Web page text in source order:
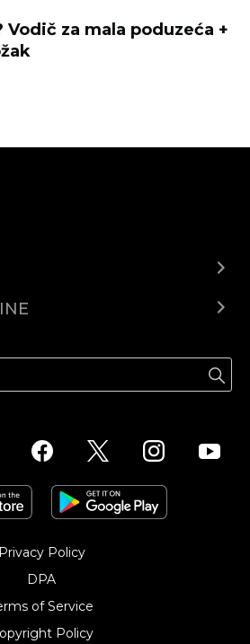
za mala poduzeća +
Privacy Policy
DPA
of Service
Policy‎